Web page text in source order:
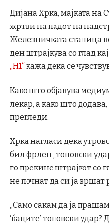
Дијана Хрка, мајката на
жртви на падот на
Железничката станица
ден штрајкува со глад
„Н1“ кажа дека се
Како што објавува
лекар, а како што
прегледи.
Хрка нагласи дека
бил фрлен „топовски
го прекине штрајкот со
не почнат да си ја вршат
„Само сакам да ја
‘ќаците’ топовски удар?